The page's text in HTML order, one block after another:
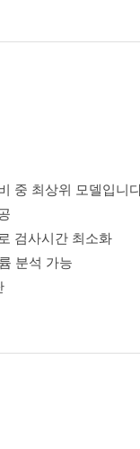
중 최상위 모델입니
검사시간 최소화
분석 가능